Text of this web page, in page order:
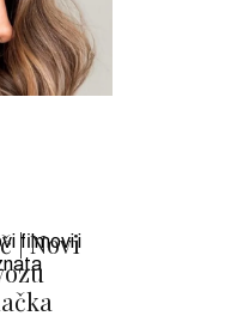
| Novi